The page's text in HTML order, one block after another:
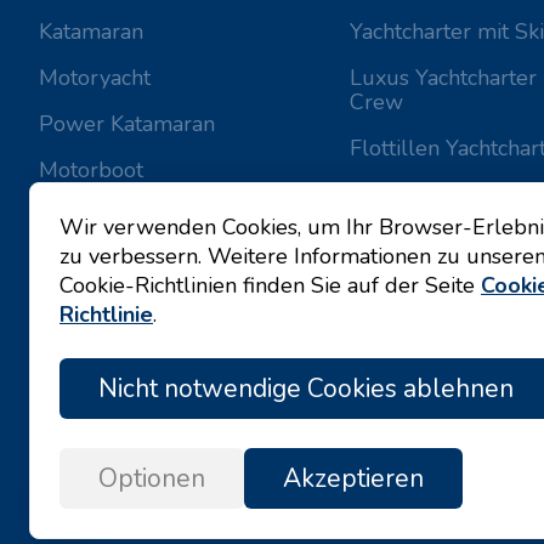
Katamaran
Motoryacht
Power Katamaran
Motorboot
Yachtcharter mit
Luxus
Crew
Flottillen
Fernsegelassistent
Bali Katamarane
Charter
Wir verwenden Cookies, um Ihr Browser-
zu verbessern. Weitere Informationen zu
Cookie-Richtlinien finden Sie auf der Seite
Richtlinie.
Nicht notwendige Cookies ablehnen
Optionen Akzeptieren